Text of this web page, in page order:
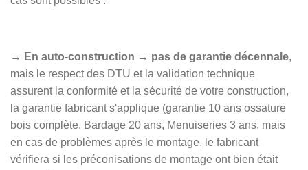
→ En auto-construction → pas de garantie décennale,
mais le respect des DTU et la validation technique
assurent la conformité et la sécurité de votre construction,
la garantie fabricant s'applique (garantie 10 ans ossature
bois complète, Bardage 20 ans, Menuiseries 3 ans, mais
en cas de problèmes après le montage, le fabricant
vérifiera si les préconisations de montage ont bien était